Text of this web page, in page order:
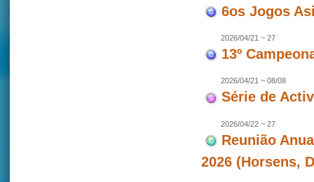
6os Jogos
2026/04/21 ~ 27
13º
2026/04/21 ~ 08/08
Série de
2026/04/22 ~ 27
Reunião
2026 (Horsens,